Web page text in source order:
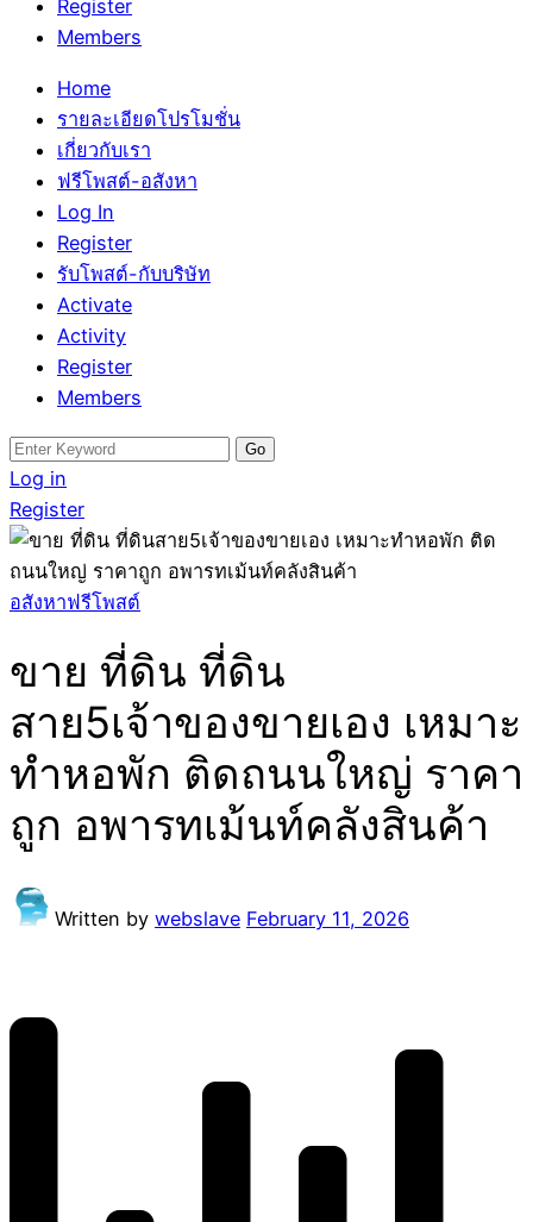
Register
Members
Home
รายละเอียดโปรโมชั่น
เกี่ยวกับเรา
ฟรีโพสต์-อสังหา
Log In
Register
รับโพสต์-กับบริษัท
Activate
Activity
Register
Members
Search
for:
Log in
Register
อสังหาฟรีโพสต์
ขาย ที่ดิน ที่ดิน
สาย5เจ้าของขายเอง เหมาะ
ทำหอพัก ติดถนนใหญ่ ราคา
ถูก อพารทเม้นท์คลังสินค้า
Written by webslave February 11, 2026